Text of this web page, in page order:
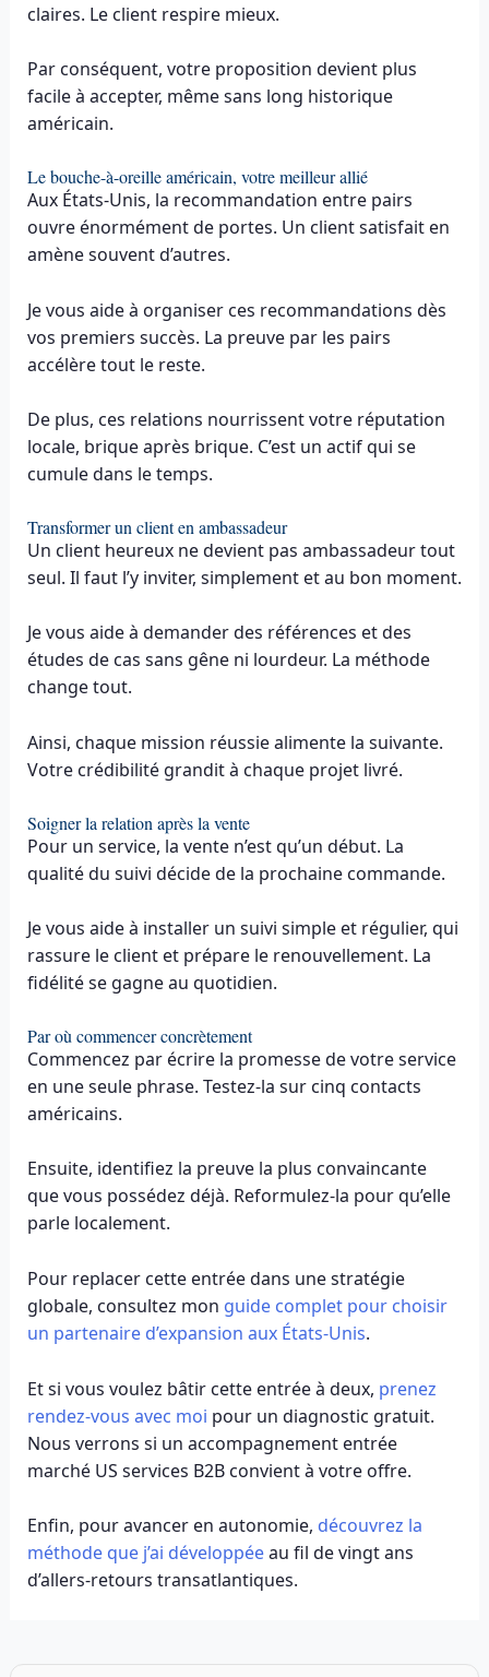
claires. Le client respire mieux.
Par conséquent, votre proposition devient plus
facile à accepter, même sans long historique
américain.
Le bouche-à-oreille américain, votre meilleur allié
Aux États-Unis, la recommandation entre pairs
ouvre énormément de portes. Un client satisfait en
amène souvent d’autres.
Je vous aide à organiser ces recommandations dès
vos premiers succès. La preuve par les pairs
accélère tout le reste.
De plus, ces relations nourrissent votre réputation
locale, brique après brique. C’est un actif qui se
cumule dans le temps.
Transformer un client en ambassadeur
Un client heureux ne devient pas ambassadeur tout
seul. Il faut l’y inviter, simplement et au bon moment.
Je vous aide à demander des références et des
études de cas sans gêne ni lourdeur. La méthode
change tout.
Ainsi, chaque mission réussie alimente la suivante.
Votre crédibilité grandit à chaque projet livré.
Soigner la relation après la vente
Pour un service, la vente n’est qu’un début. La
qualité du suivi décide de la prochaine commande.
Je vous aide à installer un suivi simple et régulier, qui
rassure le client et prépare le renouvellement. La
fidélité se gagne au quotidien.
Par où commencer concrètement
Commencez par écrire la promesse de votre service
en une seule phrase. Testez-la sur cinq contacts
américains.
Ensuite, identifiez la preuve la plus convaincante
que vous possédez déjà. Reformulez-la pour qu’elle
parle localement.
Pour replacer cette entrée dans une stratégie
globale, consultez mon guide complet pour choisir
un partenaire d’expansion aux États-Unis.
Et si vous voulez bâtir cette entrée à deux, prenez
rendez-vous avec moi pour un diagnostic gratuit.
Nous verrons si un accompagnement entrée
marché US services B2B convient à votre offre.
Enfin, pour avancer en autonomie, découvrez la
méthode que j’ai développéeau fil de vingt ans
d’allers-retours transatlantiques.